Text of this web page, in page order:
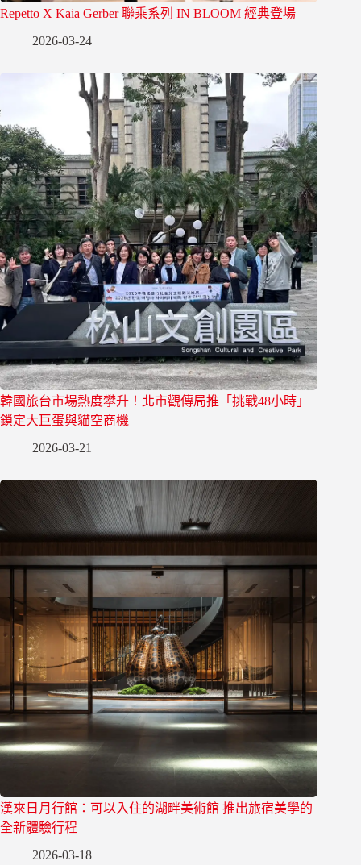
Repetto X Kaia Gerber 聯乘系列 IN BLOOM 經典登場
2026-03-24
韓國旅台市場熱度攀升！北市觀傳局推「挑戰48小時」
鎖定大巨蛋與貓空商機
2026-03-21
漢來日月行館：可以入住的湖畔美術館 推出旅宿美學的
全新體驗行程
2026-03-18